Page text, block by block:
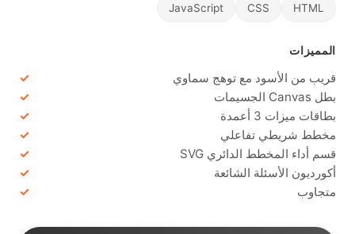
HTML
CSS
JavaScript
المميزات
قريب من الأسود مع توهج سماوي
بطل Canvas الجسيمات
بطاقات ميزات 3 أعمدة
مخطط شريطي تفاعلي
قسم أداء المخطط الدائري SVG
أكورديون الأسئلة الشائعة
متجاوب